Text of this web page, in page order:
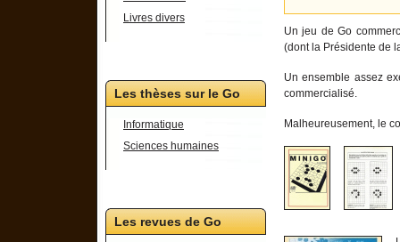
Livres divers
Les thèses sur le Go
Informatique
Sciences humaines
Les revues de Go
Un jeu de Go
(dont la Présidente de
Un ensemble assez
commercialisé.
Malheureusement, le